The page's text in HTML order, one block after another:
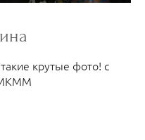
крутые фото! с